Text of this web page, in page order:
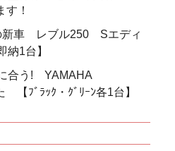
す！
新車 レブル250 Sエディ
1台】
に合う! YAMAHA
ﾌﾞﾗｯｸ・ｸﾞﾘｰﾝ各1台】